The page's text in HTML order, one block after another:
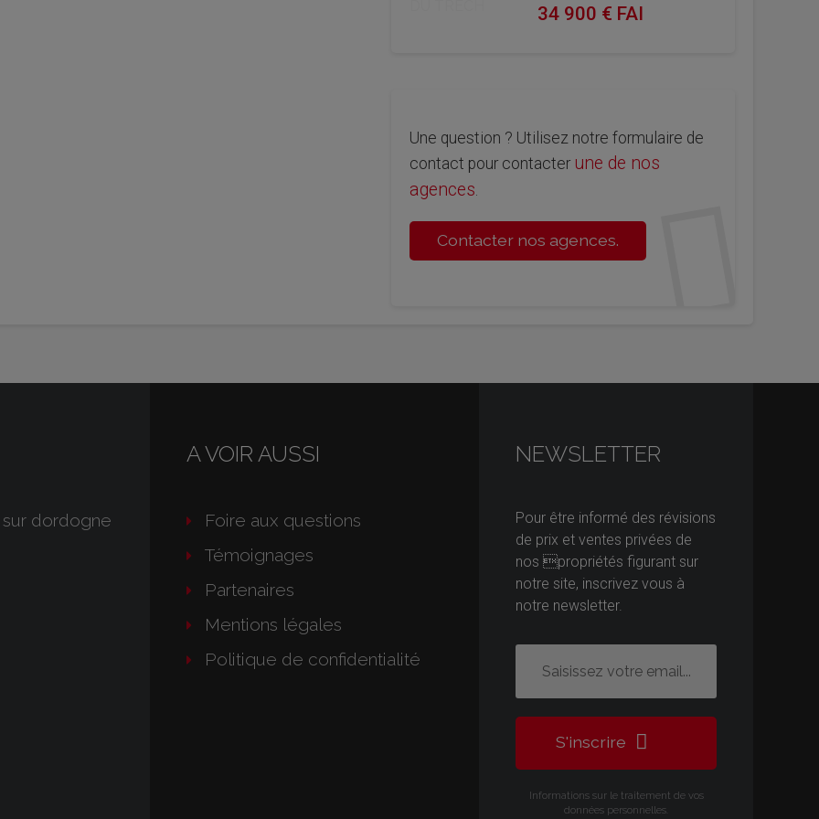
34 900 € FAI
Une question ? Utilisez notre formulaire de
contact pour contacter une de nos
agences
Contacter nos agences.
dordogne
A VOIR AUSSI
Foire aux questions
Témoignages
Partenaires
Mentions légales
Politique de confidentialité
NEWSLETTER
Pour être informé des révisions
de prix et ventes privées de
nos propriétés figurant sur
notre site, inscrivez vous à
notre newsletter.
S'inscrire
Informations sur le traitement de vos
données personnelles.